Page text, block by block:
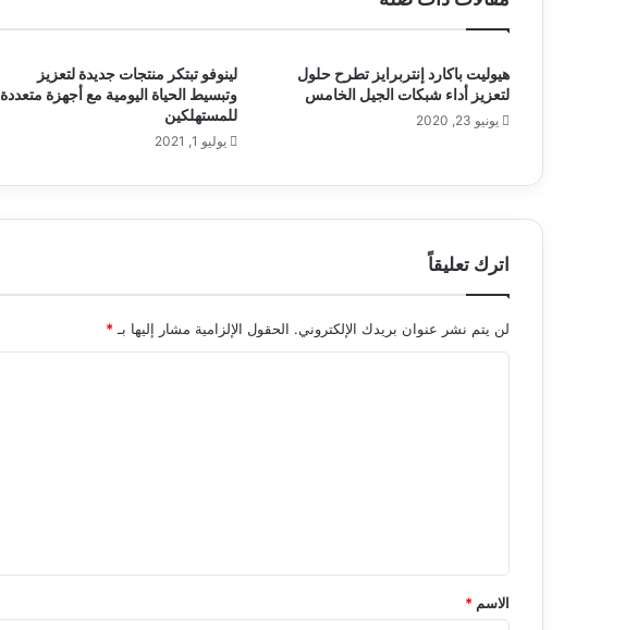
هيوليت باكارد إنتربرايز تطرح حلول
لتعزيز أداء شبكات الجيل الخامس
يونيو 23, 2020
لينوفو تبتكر منتجات جديدة لتعزيز
وتبسيط الحياة اليومية مع أجهزة متعددة
للمستهلكين
يوليو 1, 2021
اترك تعليقاً
لن يتم نشر عنوان بريدك الإلكتروني. الحقول الإلزامية مشار إليها بـ *
*
الاسم *